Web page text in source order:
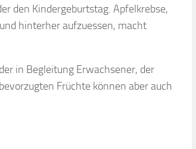
den Kindergeburtstag. Apfelkrebse,
hinterher aufzuessen, macht
in Begleitung Erwachsener, der
Früchte können aber auch